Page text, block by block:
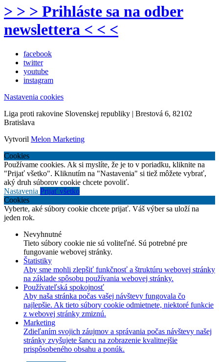
> > > Prihláste sa na odber
newslettera < < <
facebook
twitter
youtube
instagram
Nastavenia cookies
Liga proti rakovine Slovenskej republiky | Brestová 6, 82102
Bratislava
Vytvoril Melon Marketing
Cookies
Používame cookies. Ak si myslíte, že je to v poriadku, kliknite na
"Prijať všetko". Kliknutím na "Nastavenia" si tiež môžete vybrať,
aký druh súborov cookie chcete povoliť.
Nastavenia Prijať všetko
Cookies
Vyberte, aké súbory cookie chcete prijať. Váš výber sa uloží na
jeden rok.
Nevyhnutné
Tieto súbory cookie nie sú voliteľné. Sú potrebné pre
fungovanie webovej stránky.
Štatistiky
Aby sme mohli zlepšiť funkčnosť a štruktúru webovej stránky
na základe spôsobu používania webovej stránky.
Používateľská spokojnosť
Aby naša stránka počas vašej návštevy fungovala čo
najlepšie. Ak tieto súbory cookie odmietnete, niektoré funkcie
z webovej stránky zmiznú.
Marketing
Zdieľaním svojich záujmov a správania počas návštevy našej
stránky zvyšujete šancu na zobrazenie kvalitnejšie
prispôsobeného obsahu a ponúk.